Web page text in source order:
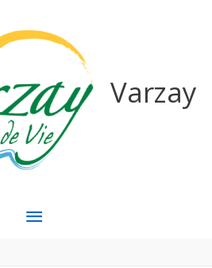
Varzay
MENU